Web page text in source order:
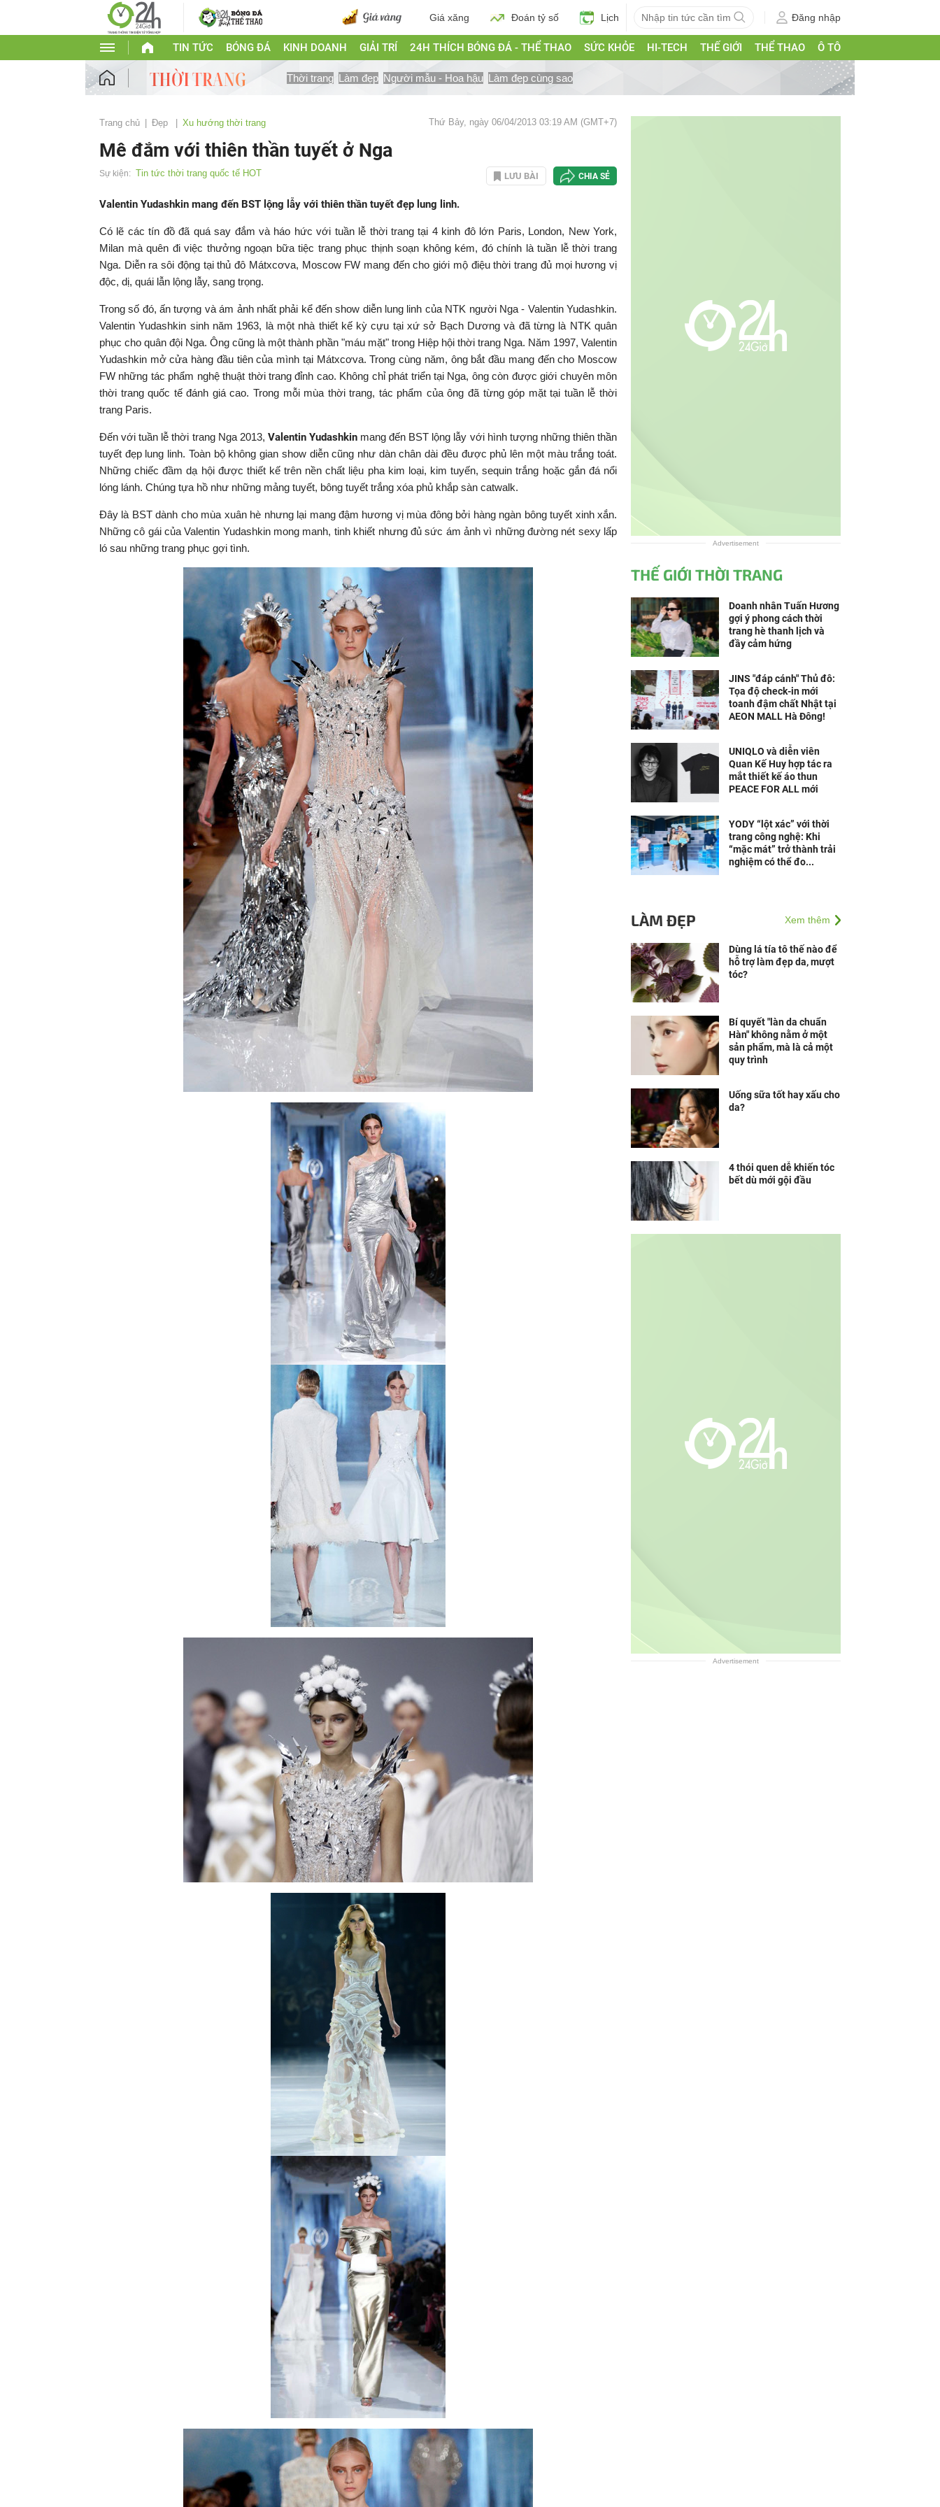
Giá xăng Đoán tỷ số Lịch Đăng nhập
TIN TỨC BÓNG ĐÁ KINH DOANH GIẢI TRÍ 24H THÍCH BÓNG ĐÁ - THỂ THAO SỨC KHỎE HI-TECH THẾ GIỚI THỂ THAO Ô TÔ
Thời trang Làm đẹp Người mẫu - Hoa hậu Làm đẹp cùng sao
Trang chủ Đẹp Xu hướng thời trang Thứ Bảy, ngày 06/04/2013 03:19 AM (GMT+7)
Mê đắm với thiên thần tuyết ở Nga
Sự kiện: Tin tức thời trang quốc tế HOT LƯU BÀI CHIA SẺ
Valentin Yudashkin mang đến BST lộng lẫy với thiên thần tuyết đẹp lung linh.
Có lẽ các tín đồ đã quá say đắm và háo hức với tuần lễ thời trang tại 4 kinh đô lớn Paris, London, New York,
Milan mà quên đi việc thưởng ngoạn bữa tiệc trang phục thịnh soạn không kém, đó chính là tuần lễ thời trang
Nga. Diễn ra sôi động tại thủ đô Mátxcơva, Moscow FW mang đến cho giới mộ điệu thời trang đủ mọi hương vị
độc, dị, quái lẫn lộng lẫy, sang trọng.
Trong số đó, ấn tượng và ám ảnh nhất phải kể đến show diễn lung linh của NTK người Nga - Valentin Yudashkin.
Valentin Yudashkin sinh năm 1963, là một nhà thiết kế kỳ cựu tại xứ sở Bạch Dương và đã từng là NTK quân
phục cho quân đội Nga. Ông cũng là một thành phần "máu mặt" trong Hiệp hội thời trang Nga. Năm 1997, Valentin
Yudashkin mở cửa hàng đầu tiên của mình tại Mátxcơva. Trong cùng năm, ông bắt đầu mang đến cho Moscow
FW những tác phẩm nghệ thuật thời trang đỉnh cao. Không chỉ phát triển tại Nga, ông còn được giới chuyên môn
thời trang quốc tế đánh giá cao. Trong mỗi mùa thời trang, tác phẩm của ông đã từng góp mặt tại tuần lễ thời
trang Paris.
Đến với tuần lễ thời trang Nga 2013, Valentin Yudashkinmang đến BST lộng lẫy với hình tượng những thiên thần
tuyết đẹp lung linh. Toàn bộ không gian show diễn cũng như dàn chân dài đều được phủ lên một màu trắng toát.
Những chiếc đầm dạ hội được thiết kế trên nền chất liệu pha kim loại, kim tuyến, sequin trắng hoặc gắn đá nổi
lóng lánh. Chúng tựa hồ như những mảng tuyết, bông tuyết trắng xóa phủ khắp sàn catwalk.
Đây là BST dành cho mùa xuân hè nhưng lại mang đậm hương vị mùa đông bởi hàng ngàn bông tuyết xinh xắn.
Những cô gái củaValentin Yudashkin mong manh, tinh khiết nhưng đủ sức ám ảnh vì những đường nét sexy lấp
ló sau những trang phục gợi tình.
Advertisement
THẾ GIỚI THỜI TRANG
Doanh nhân Tuấn Hương
gợi ý phong cách thời
trang hè thanh lịch và
đầy cảm hứng
JINS "đáp cánh" Thủ đô:
Tọa độ check-in mới
toanh đậm chất Nhật tại
AEON MALL Hà Đông!
UNIQLO và diễn viên
Quan Kế Huy hợp tác ra
mắt thiết kế áo thun
PEACE FOR ALL mới
YODY “lột xác” với thời
trang công nghệ: Khi
“mặc mát” trở thành trải
nghiệm có thể đo...
LÀM ĐẸP Xem thêm
Dùng lá tía tô thế nào để
hỗ trợ làm đẹp da, mượt
tóc?
Bí quyết "làn da chuẩn
Hàn" không nằm ở một
sản phẩm, mà là cả một
quy trình
Uống sữa tốt hay xấu cho
da?
4 thói quen dễ khiến tóc
bết dù mới gội đầu
Advertisement